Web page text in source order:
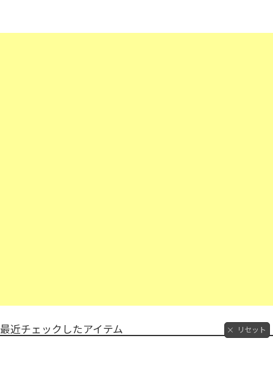
最近チェックしたアイテム リセット